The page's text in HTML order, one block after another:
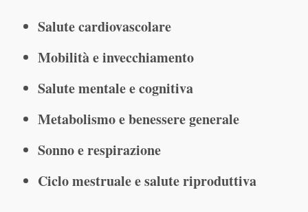
Salute cardiovascolare
Mobilità e invecchiamento
Salute mentale e cognitiva
Metabolismo e benessere generale
Sonno e respirazione
Ciclo mestruale e salute riproduttiva